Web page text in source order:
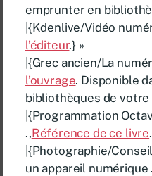
emprunter en
|{Kdenlive/Vidéo
l’éditeur.} »
|{Grec ancien/La
l’ouvrage. Disponible
bibliothèques de
|{Programmation
.,Référence de ce livre
|{Photographie/
un appareil numérique